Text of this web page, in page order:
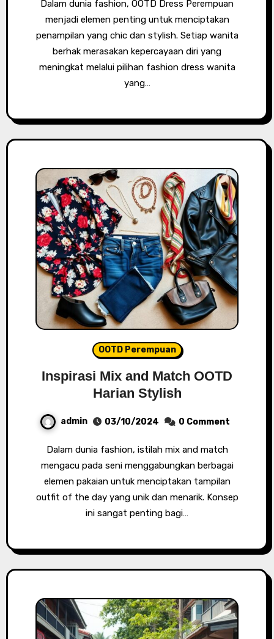
Dalam dunia fashion, OOTD Dress Perempuan
menjadi elemen penting untuk menciptakan
penampilan yang chic dan stylish. Setiap wanita
berhak merasakan kepercayaan diri yang
meningkat melalui pilihan fashion dress wanita
yang…
OOTD Perempuan
Inspirasi Mix and Match OOTD
Harian Stylish
admin 03/10/2024 0 Comment
Dalam dunia fashion, istilah mix and match
mengacu pada seni menggabungkan berbagai
elemen pakaian untuk menciptakan tampilan
outfit of the day yang unik dan menarik. Konsep
ini sangat penting bagi…